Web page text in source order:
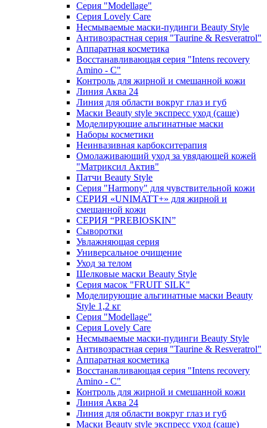
Серия "Modellage"
Cерия Lovely Care
Несмываемые маски-пудинги Beauty Style
Антивозрастная серия "Taurine & Resveratrol"
Аппаратная косметика
Восстанавливающая серия "Intens recovery
Amino - C"
Контроль для жирной и смешанной кожи
Линия Аква 24
Линия для области вокруг глаз и губ
Маски Beauty style экспресс уход (саше)
Моделирующие альгинатные маски
Наборы косметики
Неинвазивная карбокситерапия
Омолаживающий уход за увядающей кожей
"Матриксил Актив"
Патчи Beauty Style
Серия "Harmony" для чувствительной кожи
СЕРИЯ «UNIMATT+» для жирной и
смешанной кожи
СЕРИЯ “PREBIOSKIN”
Сыворотки
Увлажняющая серия
Универсальное очищение
Уход за телом
Шелковые маски Beauty Style
Серия масок "FRUIT SILK"
Моделирующие альгинатные маски Beauty
Style 1,2 кг
Серия "Modellage"
Cерия Lovely Care
Несмываемые маски-пудинги Beauty Style
Антивозрастная серия "Taurine & Resveratrol"
Аппаратная косметика
Восстанавливающая серия "Intens recovery
Amino - C"
Контроль для жирной и смешанной кожи
Линия Аква 24
Линия для области вокруг глаз и губ
Маски Beauty style экспресс уход (саше)